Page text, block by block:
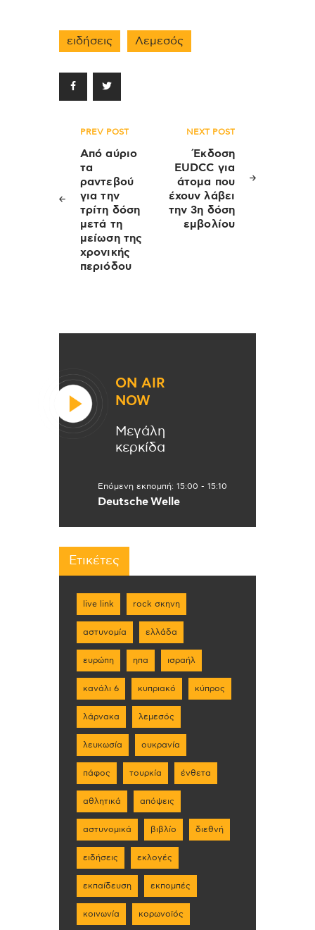
ειδήσεις Λεμεσός
Πλοήγηση
άρθρων
PREV POST
Από αύριο
τα
ραντεβού
για την
τρίτη δόση
μετά τη
μείωση της
χρονικής
περιόδου
NEXT POST
Έκδοση
EUDCC για
άτομα που
έχουν λάβει
την 3η δόση
εμβολίου
ON AIR
NOW
Μεγάλη
κερκίδα
Επόμενη εκπομπή: 15:00 - 15:10
Deutsche Welle
Ετικέτες
live link rock σκηνη
αστυνομία ελλάδα
ευρώπη ηπα ισραήλ
κανάλι 6 κυπριακό κύπρος
λάρνακα λεμεσός
λευκωσία ουκρανία
πάφος τουρκία ένθετα
αθλητικά απόψεις
αστυνομικά βιβλίο διεθνή
ειδήσεις εκλογές
εκπαίδευση εκπομπές
κοινωνία κορωνοϊός